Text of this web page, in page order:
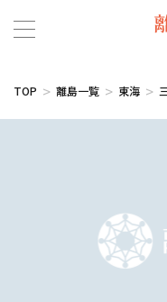
TOP 離島一覧 東海